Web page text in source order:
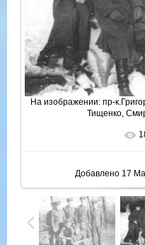
На изображении: пр-
Тищенко,
В реальном
Добавлено17